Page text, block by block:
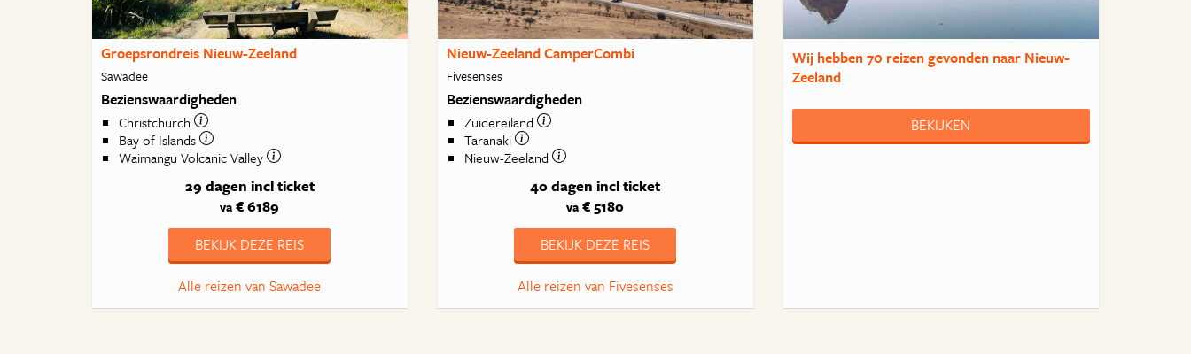
Groepsrondreis Nieuw-Zeeland
Sawadee
Bezienswaardigheden
Christchurch
Bay of Islands
Waimangu Volcanic Valley
29 dagen incl ticket
va € 6189
BEKIJK DEZE REIS
Alle reizen van Sawadee
Nieuw-Zeeland CamperCombi
Fivesenses
Bezienswaardigheden
Zuidereiland
Taranaki
Nieuw-Zeeland
40 dagen incl ticket
va € 5180
BEKIJK DEZE REIS
Alle reizen van Fivesenses
Wij hebben70 reizengevonden naar Nieuw-
Zeeland
BEKIJKEN